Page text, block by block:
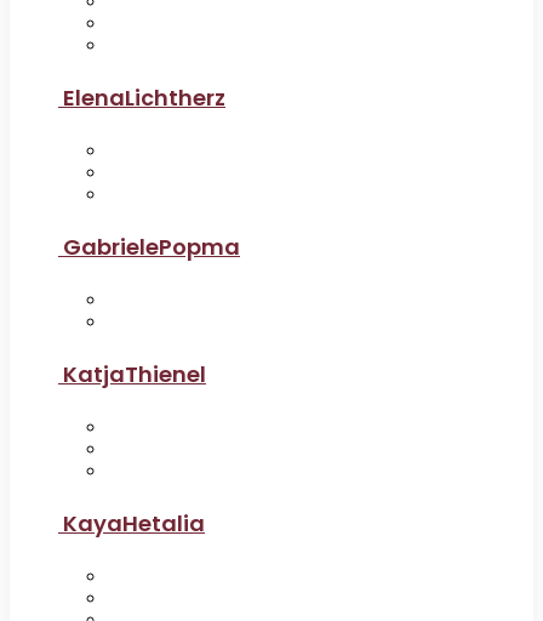
ElenaLichtherz
GabrielePopma
KatjaThienel
KayaHetalia